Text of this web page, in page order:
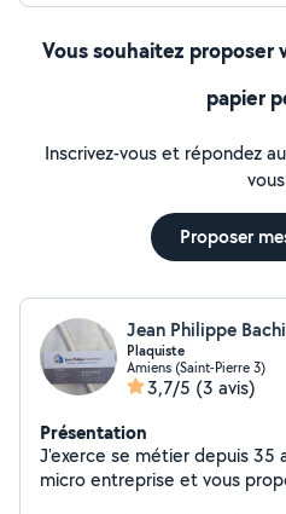
Vous souhaitez proposer
papier
Inscrivez-vous et répondez
Proposer
Jean Philippe
Plaquiste
Amiens (Saint-Pierre 3)
3,7/5 (3 avis)
Présentation
J'exerce se métier depuis 35
micro entreprise et vous